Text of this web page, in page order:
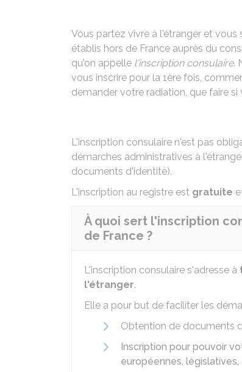
Vous partez vivre à l'étranger et vous
établis hors de France auprès du
qu'on appelle l'inscription consulaire.
vous inscrire pour la 1ère fois,
demander votre radiation, que faire si
L'inscription consulaire n'est pas
démarches administratives à
documents d'identité).
L'inscription au registre est gratuite
À quoi sert l'inscription
de France ?
L'inscription consulaire s'adresse à
l'étranger.
Elle a pour but de faciliter les
Obtention de documents
Inscription pour pouvoir
européennes, législatives,